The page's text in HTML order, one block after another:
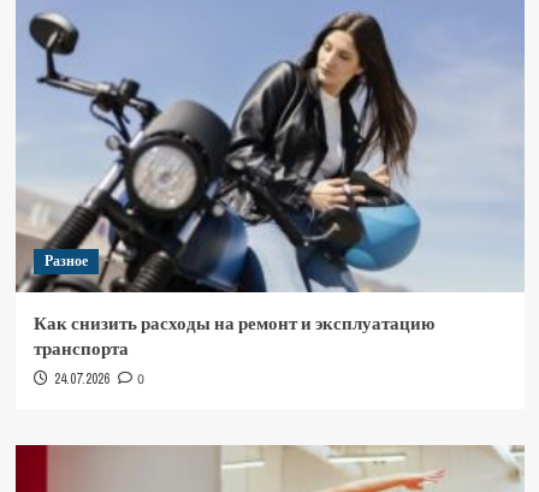
Разное
Как снизить расходы на ремонт и эксплуатацию
транспорта
24.07.2026 0